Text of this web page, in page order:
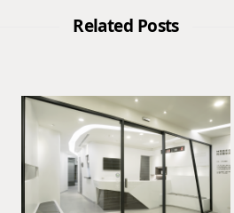
Related Posts